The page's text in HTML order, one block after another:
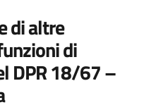
di altre
di
DPR 18/67 –